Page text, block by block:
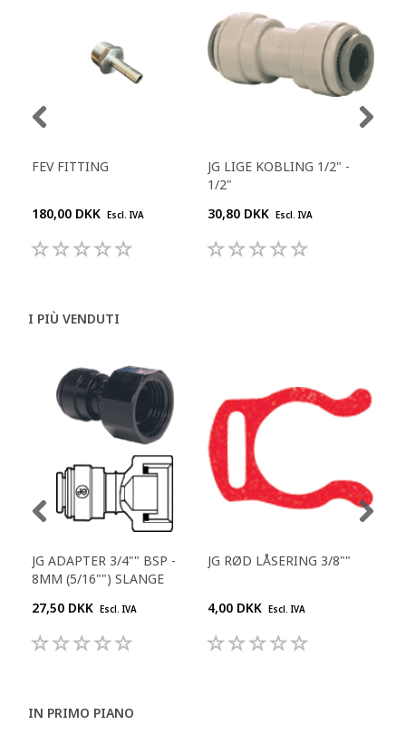
FEV FITTING
180,00 DKK Escl. IVA
JG LIGE KOBLING 1/2" -
1/2"
30,80 DKK Escl. IVA
I PIÙ VENDUTI
JG ADAPTER 3/4"" BSP -
8MM (5/16"") SLANGE
27,50 DKK Escl. IVA
JG RØD LÅSERING 3/8""
4,00 DKK Escl. IVA
IN PRIMO PIANO